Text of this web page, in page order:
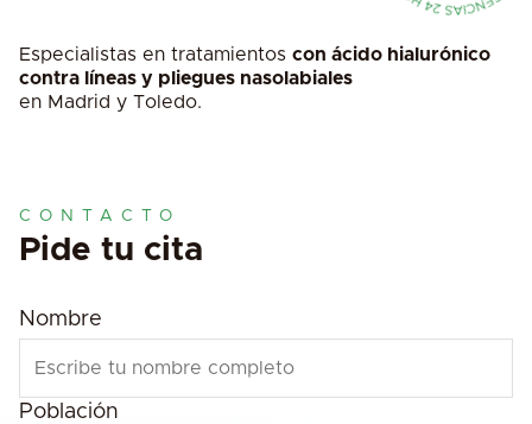
Especialistas en tratamientos con ácido hialurónico
contra líneas y pliegues nasolabiales
en Madrid y Toledo.
CONTACTO
Pide tu cita
Nombre
Población